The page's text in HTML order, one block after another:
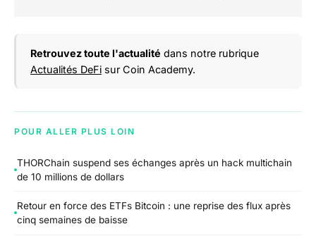
Retrouvez toute l'actualité dans notre rubrique
Actualités DeFi sur Coin Academy.
POUR ALLER PLUS LOIN
THORChain suspend ses échanges après un hack multichain
de 10 millions de dollars
Retour en force des ETFs Bitcoin : une reprise des flux après
cinq semaines de baisse